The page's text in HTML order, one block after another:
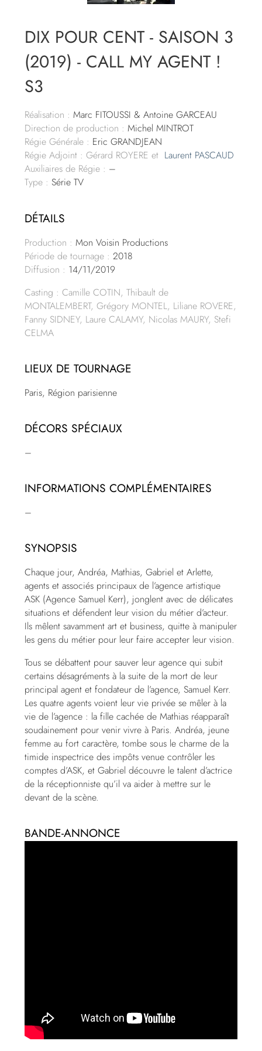
DIX POUR CENT - SAISON 3
(2019) - CALL MY AGENT !
S3
Réalisation : Marc FITOUSSI & Antoine GARCEAU
Direction de production : Michel MINTROT
Régie Générale : Eric GRANDJEAN
Régie Adjoint : Gérard ROYERE et Laurent PASCAUD
Auxiliaires de Régie : –
Type : Série TV
DÉTAILS
Production : Mon Voisin Productions
Période de tournage : 2018
Diffusion : 14/11/2019
Casting : Camille COTIN, Thibault de
MONTALEMBERT, Grégory MONTEL, Liliane ROVERE,
Fanny SIDNEY, Laure CALAMY, Nicolas MAURY, Stefi
CELMA
LIEUX DE TOURNAGE
Paris, Région parisienne
DÉCORS SPÉCIAUX
–
INFORMATIONS COMPLÉMENTAIRES
–
SYNOPSIS
Chaque jour, Andréa, Mathias, Gabriel et Arlette,
agents et associés principaux de l’agence artistique
ASK (Agence Samuel Kerr), jonglent avec de délicates
situations et défendent leur vision du métier d’acteur.
Ils mêlent savamment art et business, quitte à manipuler
les gens du métier pour leur faire accepter leur vision.
Tous se débattent pour sauver leur agence qui subit
certains désagréments à la suite de la mort de leur
principal agent et fondateur de l’agence, Samuel Kerr.
Les quatre agents voient leur vie privée se mêler à la
vie de l’agence : la fille cachée de Mathias réapparaît
soudainement pour venir vivre à Paris. Andréa, jeune
femme au fort caractère, tombe sous le charme de la
timide inspectrice des impôts venue contrôler les
comptes d’ASK, et Gabriel découvre le talent d’actrice
de la réceptionniste qu’il va aider à mettre sur le
devant de la scène.
BANDE-ANNONCE